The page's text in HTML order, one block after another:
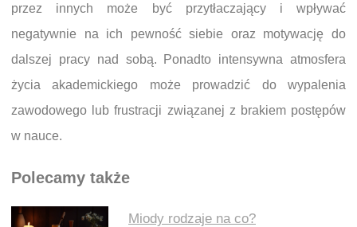
przez innych może być przytłaczający i wpływać
negatywnie na ich pewność siebie oraz motywację do
dalszej pracy nad sobą. Ponadto intensywna atmosfera
życia akademickiego może prowadzić do wypalenia
zawodowego lub frustracji związanej z brakiem postępów
w nauce.
Polecamy także
Miody rodzaje na co?